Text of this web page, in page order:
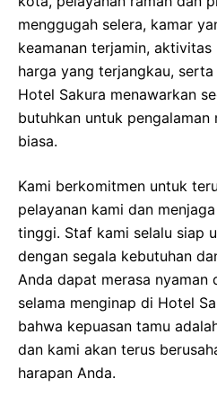
menggugah selera, kamar
keamanan terjamin,
harga yang terjangkau,
Hotel Sakura menawarkan
butuhkan untuk pengalaman
biasa.
Kami berkomitmen untuk
pelayanan kami dan
tinggi. Staf kami selalu siap
dengan segala kebutuhan
Anda dapat merasa nyaman
selama menginap di Hotel
bahwa kepuasan tamu
dan kami akan terus
harapan Anda.